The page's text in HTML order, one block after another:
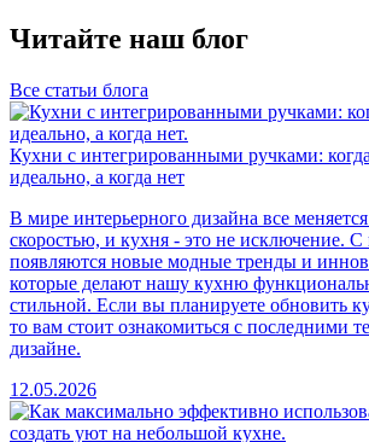
Читайте наш блог
Все статьи блога
Кухни с интегрированными ручками:
идеально, а когда нет
В мире интерьерного дизайна все
скоростью, и кухня - это не исключение.
появляются новые модные тренды и
которые делают нашу кухню
стильной. Если вы планируете обновить
то вам стоит ознакомиться с последними
дизайне.
12.05.2026